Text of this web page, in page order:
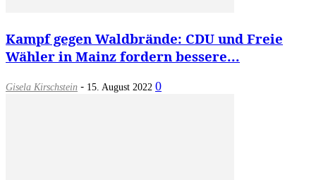
Kampf gegen Waldbrände: CDU und Freie
Wähler in Mainz fordern bessere...
Gisela Kirschstein - 15. August 2022 0